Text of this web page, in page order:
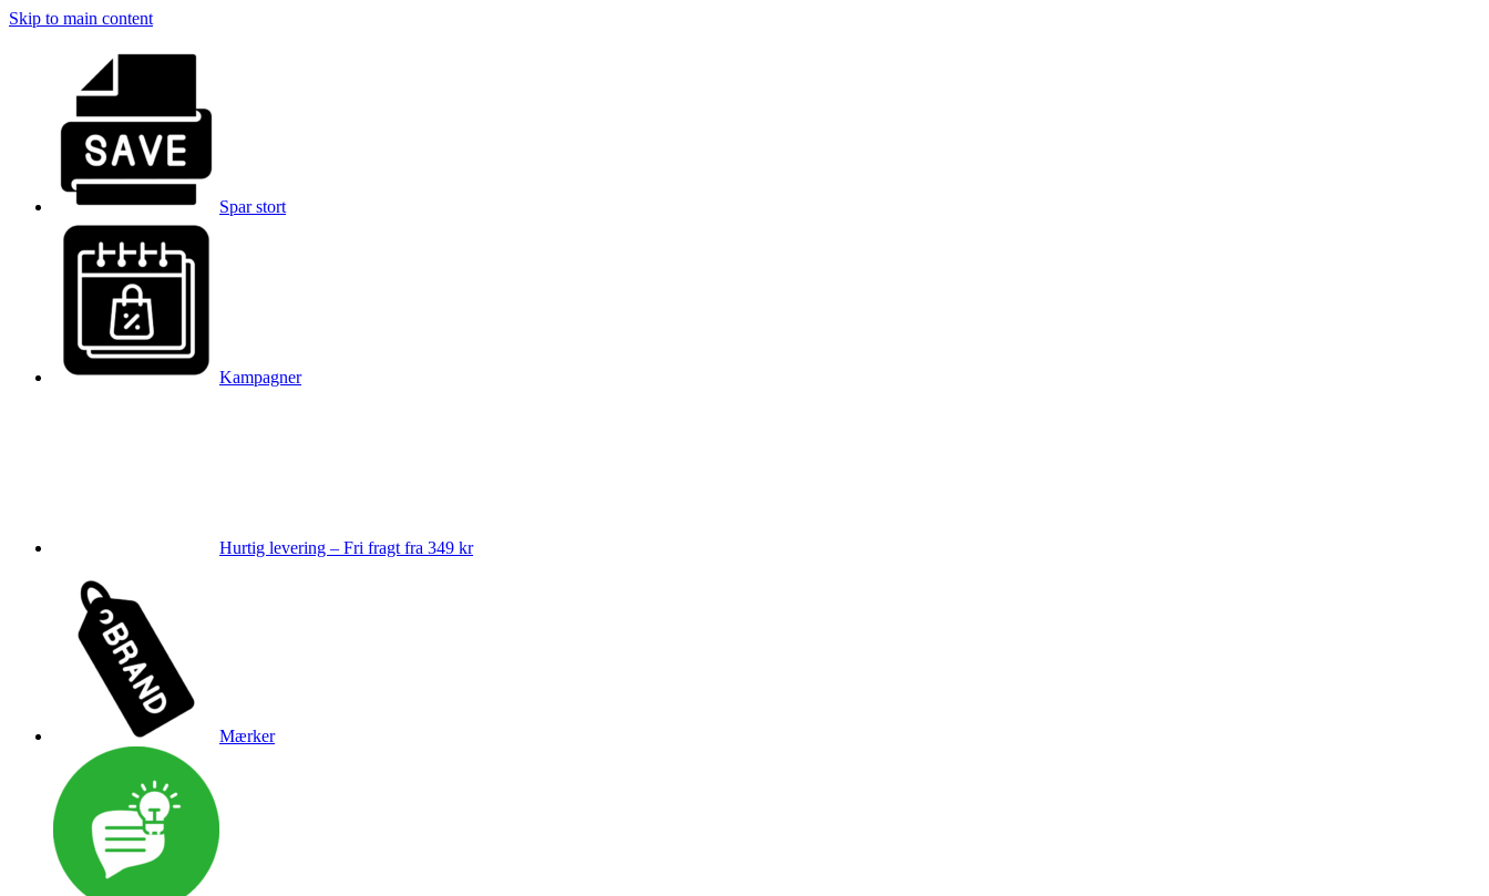
Skip to main content
Spar stort
Kampagner
Hurtig levering – Fri fragt fra 349 kr
Mærker